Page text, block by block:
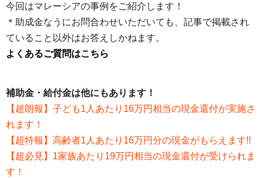
今回はマレーシアの事例をご紹介します！
＊助成金なうにお問合わせいただいても、記事で掲載され
ていること以外はお答えしかねます。
よくあるご質問はこちら
補助金・給付金は他にもあります！
【超朗報】子ども1人あたり16万円相当の現金還付が実施さ
れます！
【超特報】高齢者1人あたり16万円分の現金がもらえます!!
【超必見】1家族あたり19万円相当の現金還付が受けられま
す！